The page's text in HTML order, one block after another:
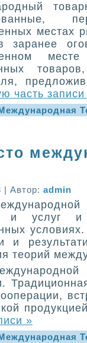
местах
заранее
часть
| Автор: admin
и услуг и
и
теорий
»